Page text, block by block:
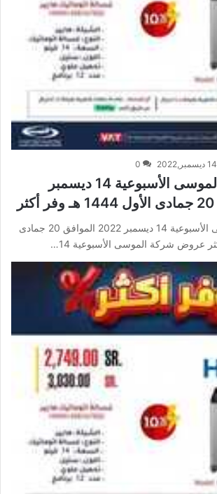
14 ديسمبر,2022 0
عروض شركة الموسى الأسبوعية 14 ديسمبر
عروض شركة الموسى الأسبوعية 14 ديسمبر 2022 الموافق 20 جمادى